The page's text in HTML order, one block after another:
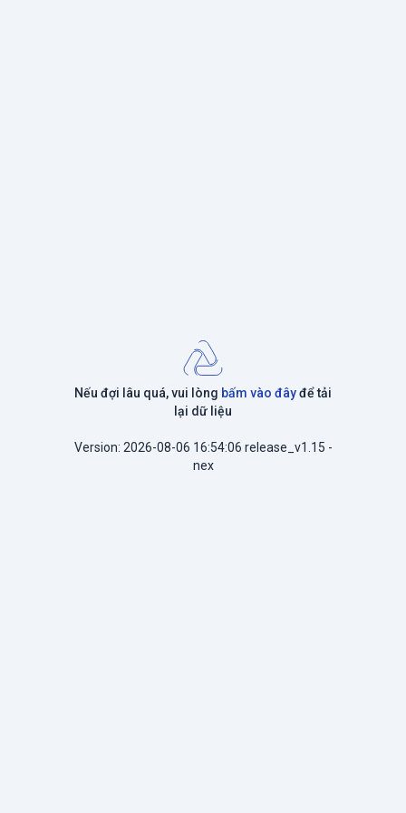
Nếu đợi lâu quá, vui lòng bấm vào đâyđể tải
lại dữ liệu
Version: 2026-08-06 16:54:06 release_v1.15 -
nex